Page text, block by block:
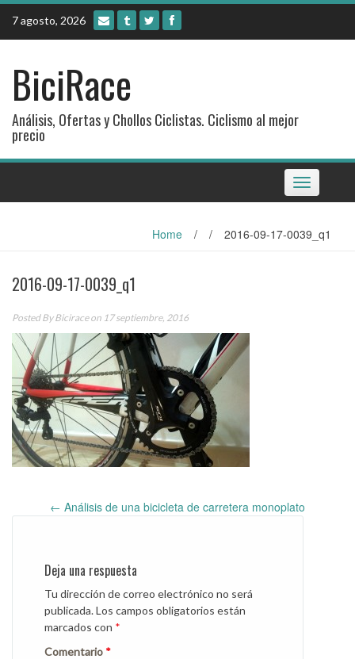
Skip
content
7 agosto, 2026
BiciRace
Análisis, Ofertas y Chollos Ciclistas. Ciclismo al mejor
precio
Toggle
navigation
Home / / 2016-09-17-0039_q1
2016-09-17-0039_q1
Posted ByBiciraceon 17 septiembre, 2016
Post
← Análisis de una bicicleta de carretera monoplato
Deja una respuesta
Tu dirección de correo electrónico no será
publicada.Los campos obligatorios están
marcados con *
Comentario *